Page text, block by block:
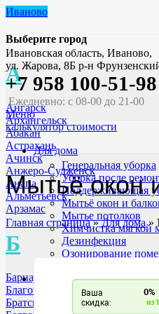
Иваново
Выберите город
А
Ангарск
Архангельск
Абакан
Астрахань
Ачинск
Анжеро-Судженск
Анапа
Альметьевск
Арзамас
Б
Барнаул
Благовещенск
Братск
Ивановская область, Иваново,
ул. Жарова, 8Б р-н
+7 958 100-51-98
Ежедневно: с 08-00 до 21-00
Меню
калькулятор стоимости
Для дома
Генеральная уборка
Уборка после
Поддерживающая
Мытьё окон и
Мытье потолков
Химчистка мягкой
Дезинфекция
Озонирование
Для бизнеса
Уборка офисов
Уборка ТЦ
Мытьё окон
Главная страница»Для дома»